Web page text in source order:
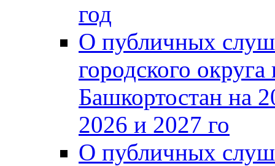
год
О публичных
городского
Башкортостан на
2026 и 2027 го
О публичных